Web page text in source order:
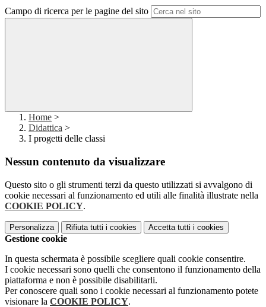
Campo di ricerca per le pagine del sito
Home >
Didattica >
I progetti delle classi
Nessun contenuto da visualizzare
Questo sito o gli strumenti terzi da questo utilizzati si avvalgono di
cookie necessari al funzionamento ed utili alle finalità illustrate nella
COOKIE POLICY.
Personalizza Rifiuta tutti i cookies Accetta tutti i cookies
Gestione cookie
In questa schermata è possibile scegliere quali cookie consentire.
I cookie necessari sono quelli che consentono il funzionamento della
piattaforma e non è possibile disabilitarli.
Per conoscere quali sono i cookie necessari al funzionamento potete
visionare la COOKIE POLICY.